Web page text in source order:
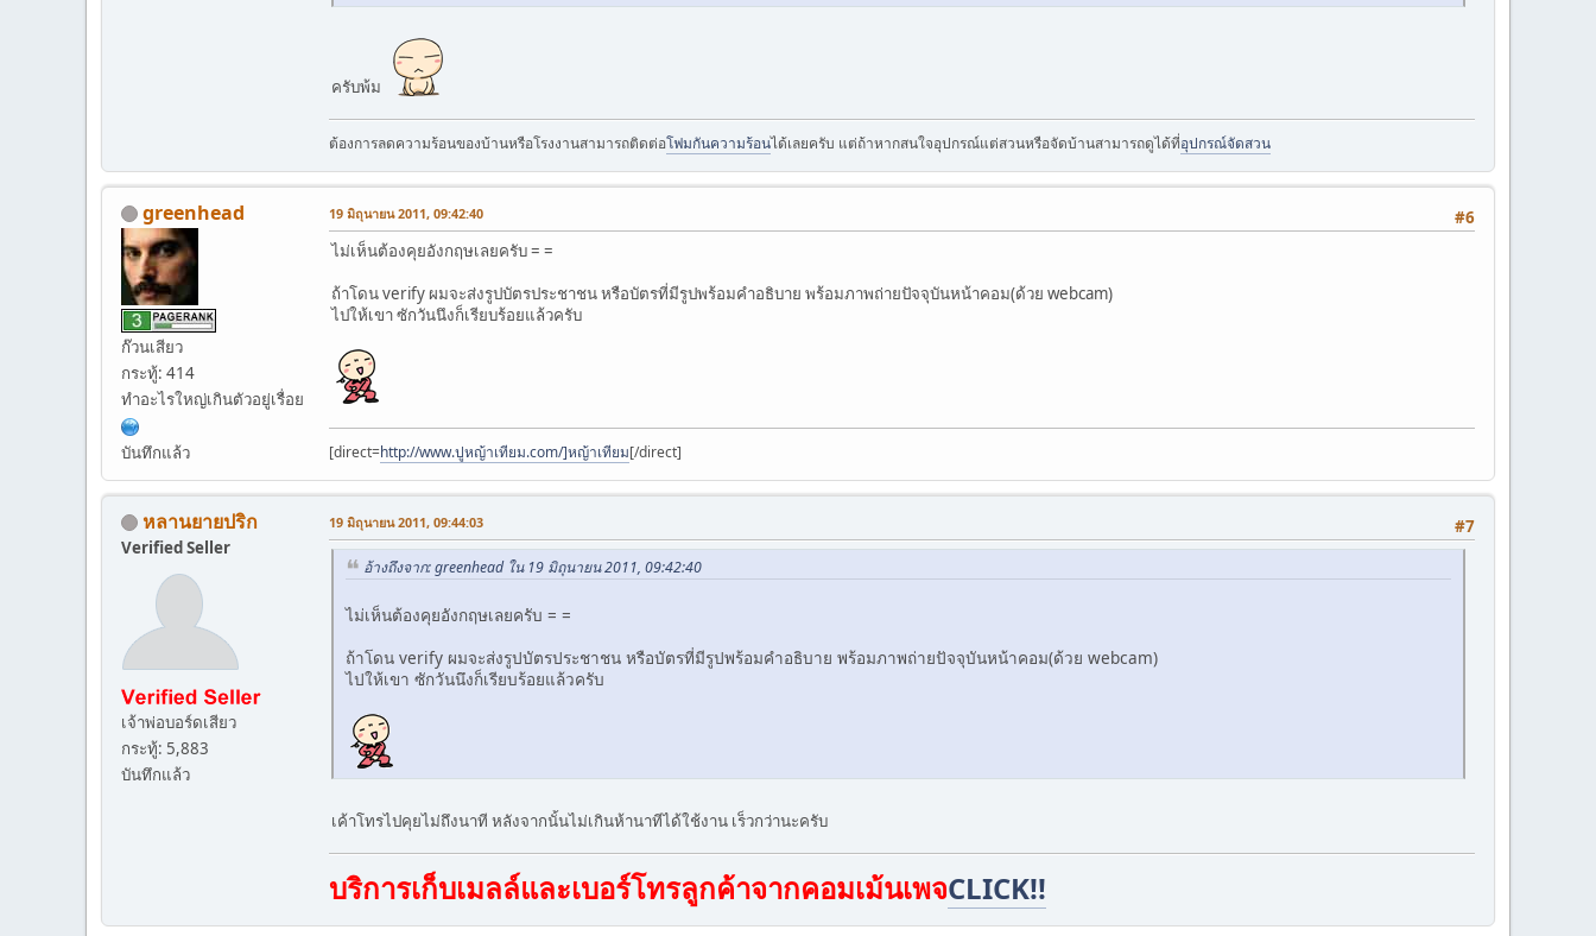
ครับพ้ม
ต้องการลดความร้อนของบ้านหรือโรงงานสามารถติดต่อโฟมกันความร้อนได้เลยครับ แต่ถ้าหากสนใจอุปกรณ์แต่สวนหรือจัดบ้านสามารถดูได้ที่อุปกรณ์จัดสวน
greenhead
ก๊วนเสียว
กระทู้: 414
ทำอะไรใหญ่เกินตัวอยู่เรื่อย
บันทึกแล้ว
#6
19 มิถุนายน 2011, 09:42:40
ไม่เห็นต้องคุยอังกฤษเลยครับ = =
ถ้าโดน verify ผมจะส่งรูปบัตรประชาชน หรือบัตรที่มีรูปพร้อมคำอธิบาย พร้อมภาพถ่ายปัจจุบันหน้าคอม(ด้วย webcam)
ไปให้เขา ซักวันนึงก็เรียบร้อยแล้วครับ
[direct=http://www.ปูหญ้าเทียม.com/]หญ้าเทียม[/direct]
หลานยายปริก
Verified Seller
เจ้าพ่อบอร์ดเสียว
กระทู้: 5,883
บันทึกแล้ว
#7
19 มิถุนายน 2011, 09:44:03
อ้างถึงจาก: greenhead ใน 19 มิถุนายน 2011, 09:42:40
ไม่เห็นต้องคุยอังกฤษเลยครับ = =
ถ้าโดน verify ผมจะส่งรูปบัตรประชาชน หรือบัตรที่มีรูปพร้อมคำอธิบาย พร้อมภาพถ่ายปัจจุบันหน้าคอม(ด้วย webcam)
ไปให้เขา ซักวันนึงก็เรียบร้อยแล้วครับ
เค้าโทรไปคุยไม่ถึงนาที หลังจากนั้นไม่เกินห้านาทีได้ใช้งาน เร็วกว่านะครับ
บริการเก็บเมลล์และเบอร์โทรลูกค้าจากคอมเม้นเพจCLICK!!